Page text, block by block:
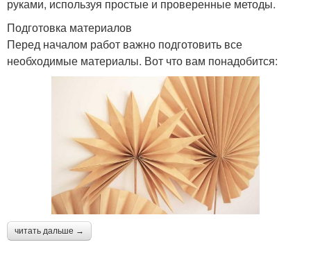
руками, используя простые и проверенные методы.
Подготовка материалов
Перед началом работ важно подготовить все
необходимые материалы. Вот что вам понадобится:
читать дальше →